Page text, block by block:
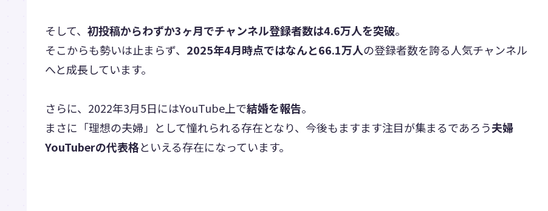
そして、 初投稿からわずか3ヶ月でチャンネル登録者数は4.6万人を突破。
そこからも勢いは止まらず、 2025年4月時点ではなんと66.1万人の登録者数を誇る人気チャンネル
へと成長しています。
さらに、2022年3月5日にはYouTube上で結婚を報告。
まさに「理想の夫婦」として憧れられる存在となり、今後もますます注目が集まるであろう夫婦
YouTuberの代表格といえる存在になっています。